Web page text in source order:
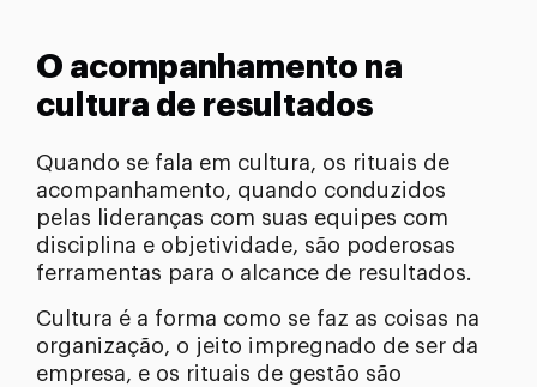
O acompanhamento na
cultura de resultados
Quando se fala em cultura, os rituais de
acompanhamento, quando conduzidos
pelas lideranças com suas equipes com
disciplina e objetividade, são poderosas
ferramentas para o alcance de resultados.
Cultura é a forma como se faz as coisas na
organização, o jeito impregnado de ser da
empresa, e os rituais de gestão são